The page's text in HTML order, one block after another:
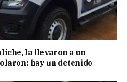
la llevaron a un
hay un detenido